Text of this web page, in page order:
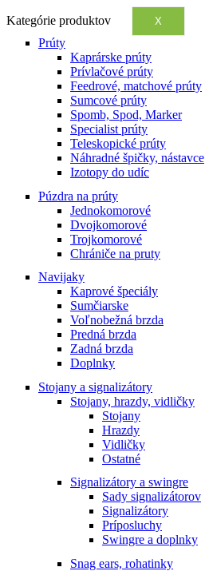
Kategórie produktov X
Prúty
Kaprárske prúty
Prívlačové prúty
Feedrové, matchové prúty
Sumcové prúty
Spomb, Spod, Marker
Specialist prúty
Teleskopické prúty
Náhradné špičky, nástavce
Izotopy do udíc
Púzdra na prúty
Jednokomorové
Dvojkomorové
Trojkomorové
Chrániče na pruty
Navijaky
Kaprové špeciály
Sumčiarske
Voľnobežná brzda
Predná brzda
Zadná brzda
Doplnky
Stojany a signalizátory
Stojany, hrazdy, vidličky
Stojany
Hrazdy
Vidličky
Ostatné
Signalizátory a swingre
Sady signalizátorov
Signalizátory
Príposluchy
Swingre a doplnky
Snag ears, rohatinky